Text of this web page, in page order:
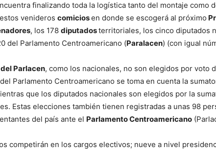
finalizando toda la logística tanto del montaje como
venideros comiciosen donde se escogerá al próximo
, los 178 diputadosterritoriales, los cinco diputados
del Parlamento Centroamericano (Paralacen) (con igual
Parlacen, como los nacionales, no son elegidos por voto
Parlamento Centroamericano se toma en cuenta la
que los diputados nacionales son elegidos por la
Estas elecciones también tienen registradas a unas 98
del país ante el Parlamento Centroamericano
competirán en los cargos electivos; nueve a nivel